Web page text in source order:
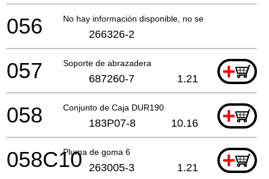
No hay información disponible, no se puede pedir
056 266326-2
Soporte de abrazadera +
057 687260-7 1.21
Conjunto de Caja DUR190 +
058 183P07-8 10.16
Pluma de goma 6 +
058C10 263005-3 1.21